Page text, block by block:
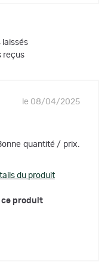
laissés
reçus
le 08/04/2025
quantité / prix.
du produit
ce produit